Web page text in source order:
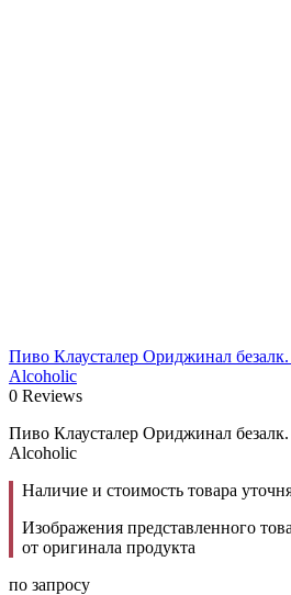
Пиво Клаусталер Ориджинал
Alcoholic
0 Reviews
Пиво Клаусталер Ориджинал
Alcoholic
Наличие и стоимость товара
Изображения представленного
от оригинала продукта
по запросу